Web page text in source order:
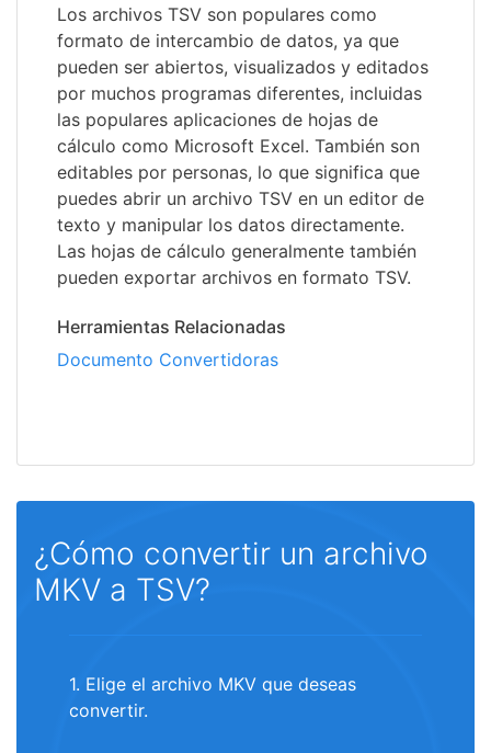
Los archivos TSV son populares como
formato de intercambio de datos, ya que
pueden ser abiertos, visualizados y editados
por muchos programas diferentes, incluidas
las populares aplicaciones de hojas de
cálculo como Microsoft Excel. También son
editables por personas, lo que significa que
puedes abrir un archivo TSV en un editor de
texto y manipular los datos directamente.
Las hojas de cálculo generalmente también
pueden exportar archivos en formato TSV.
Herramientas Relacionadas
Documento Convertidoras
¿Cómo convertir un archivo
MKV a TSV?
1. Elige el archivo MKV que deseas
convertir.